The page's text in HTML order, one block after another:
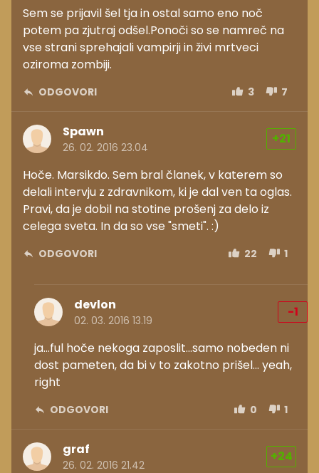
Sem se prijavil šel tja in ostal samo eno noč
potem pa zjutraj odšel.Ponoči so se namreč na
vse strani sprehajali vampirji in živi mrtveci
oziroma zombiji.
ODGOVORI 3 7
Spawn
26. 02. 2016 23.04
+21
Hoče. Marsikdo. Sem bral članek, v katerem so
delali intervju z zdravnikom, ki je dal ven ta oglas.
Pravi, da je dobil na stotine prošenj za delo iz
celega sveta. In da so vse "smeti". :)
ODGOVORI 22 1
devlon
02. 03. 2016 13.19
-1
ja...ful hoče nekoga zaposlit...samo nobeden ni
dost pameten, da bi v to zakotno prišel... yeah,
right
ODGOVORI 0 1
graf
26. 02. 2016 21.42
+24